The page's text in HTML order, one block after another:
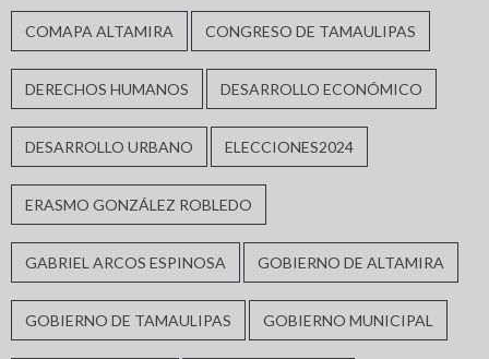
COMAPA ALTAMIRA CONGRESO DE TAMAULIPAS
DERECHOS HUMANOS DESARROLLO ECONÓMICO
DESARROLLO URBANO ELECCIONES2024
ERASMO GONZÁLEZ ROBLEDO
GABRIEL ARCOS ESPINOSA GOBIERNO DE ALTAMIRA
GOBIERNO DE TAMAULIPAS GOBIERNO MUNICIPAL